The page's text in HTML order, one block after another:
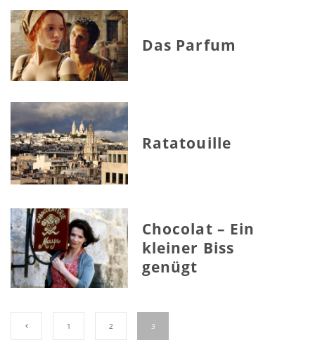
Das Parfum
Ratatouille
Chocolat – Ein
kleiner Biss
genügt
1 2 3